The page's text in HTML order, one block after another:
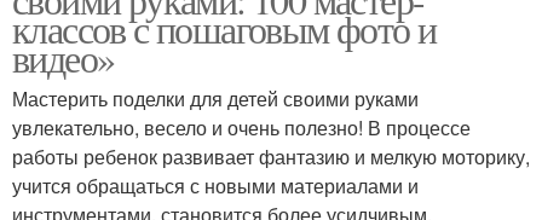
классов с пошаговым фото и
видео»
Мастерить поделки для детей своими руками
увлекательно, весело и очень полезно! В процессе
работы ребенок развивает фантазию и мелкую моторику,
учится обращаться с новыми материалами и